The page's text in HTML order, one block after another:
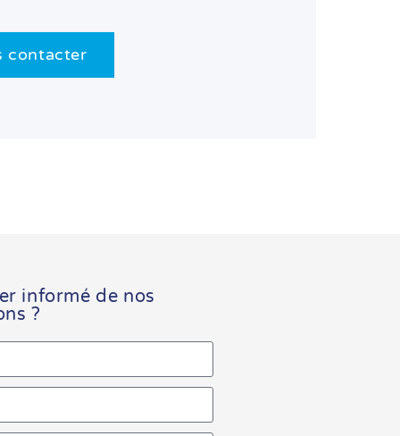
contacter
informé de nos
?